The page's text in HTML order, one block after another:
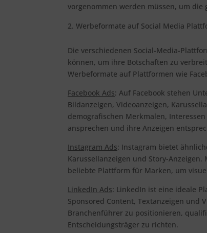
vorgenommen werden müssen, um die
Werbeformate auf Social Media
Die verschiedenen Social-Media-
können, um ihre Botschaften zu
Werbeformate auf Plattformen wie
Facebook Ads: Auf Facebook stehen
Bildanzeigen, Videoanzeigen,
demografischen Merkmalen,
ansprechen und ihre Anzeigen
Instagram Ads: Instagram bietet
Karussellanzeigen und Story-
beliebte Plattform für Marken, um
LinkedIn Ads: LinkedIn ist eine ideale
Sponsored Content, Textanzeigen und
Branchenführer zu positionieren,
Entscheidungsträger zu richten.